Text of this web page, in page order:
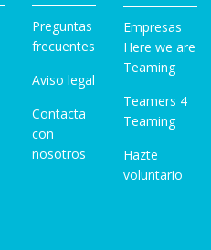
Preguntas
frecuentes
Aviso legal
Contacta
con
nosotros
Empresas
Here we are
Teaming
Teamers 4
Teaming
Hazte
voluntario